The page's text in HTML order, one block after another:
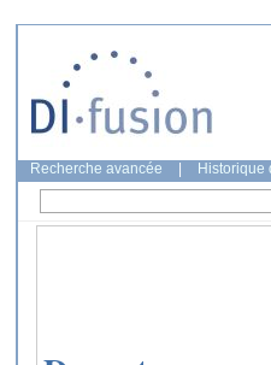
Recherche avancée Historique